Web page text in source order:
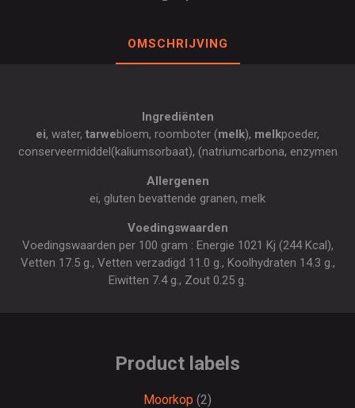
OMSCHRIJVING
Ingrediënten
ei, water, tarwebloem, roomboter (melk), melkpoeder,
conserveermiddel(kaliumsorbaat), (natriumcarbona, enzymen
Allergenen
ei, gluten bevattende granen, melk
Voedingswaarden
Voedingswaarden per 100 gram : Energie 1021 Kj (244 Kcal),
Vetten 17.5 g., Vetten verzadigd 11.0 g., Koolhydraten 14.3 g.,
Eiwitten 7.4 g., Zout 0.25 g.
Product labels
Moorkop (2)